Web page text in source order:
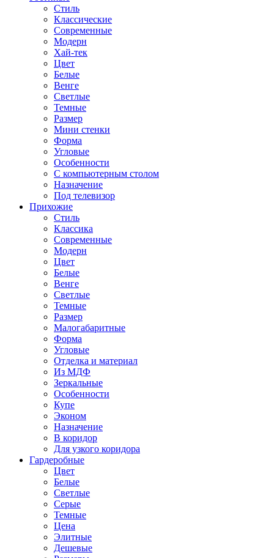
Стиль
Классические
Современные
Модерн
Хай-тек
Цвет
Белые
Венге
Светлые
Темные
Размер
Мини стенки
Форма
Угловые
Особенности
С компьютерным столом
Назначение
Под телевизор
Прихожие
Стиль
Классика
Современные
Модерн
Цвет
Белые
Венге
Светлые
Темные
Размер
Малогабаритные
Форма
Угловые
Отделка и материал
Из МДФ
Зеркальные
Особенности
Купе
Эконом
Назначение
В коридор
Для узкого коридора
Гардеробные
Цвет
Белые
Светлые
Серые
Темные
Цена
Элитные
Дешевые